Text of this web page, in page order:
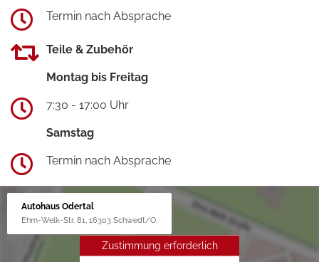
Termin nach Absprache
Teile & Zubehör
Montag bis Freitag
7:30 - 17:00 Uhr
Samstag
Termin nach Absprache
Autohaus Odertal
Ehm-Welk-Str. 81, 16303 Schwedt/O.
Zustimmung erforderlich